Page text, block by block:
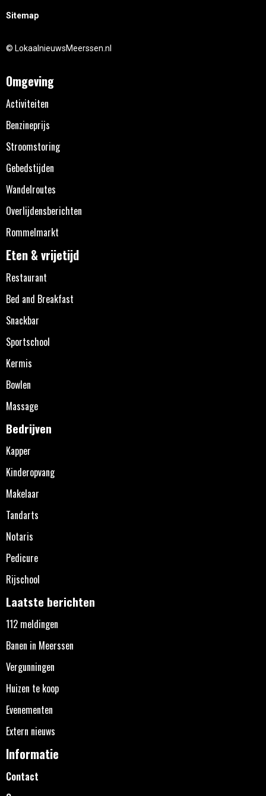
Sitemap
© LokaalnieuwsMeerssen.nl
Omgeving
Activiteiten
Benzineprijs
Stroomstoring
Gebedstijden
Wandelroutes
Overlijdensberichten
Rommelmarkt
Eten & vrijetijd
Restaurant
Bed and Breakfast
Snackbar
Sportschool
Kermis
Bowlen
Massage
Bedrijven
Kapper
Kinderopvang
Makelaar
Tandarts
Notaris
Pedicure
Rijschool
Laatste berichten
112 meldingen
Banen in Meerssen
Vergunningen
Huizen te koop
Evenementen
Extern nieuws
Informatie
Contact